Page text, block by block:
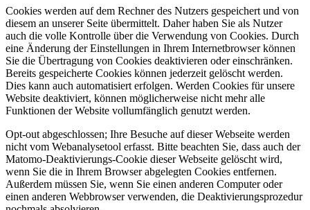
Cookies werden auf dem Rechner des Nutzers gespeichert und von
diesem an unserer Seite übermittelt. Daher haben Sie als Nutzer
auch die volle Kontrolle über die Verwendung von Cookies. Durch
eine Änderung der Einstellungen in Ihrem Internetbrowser können
Sie die Übertragung von Cookies deaktivieren oder einschränken.
Bereits gespeicherte Cookies können jederzeit gelöscht werden.
Dies kann auch automatisiert erfolgen. Werden Cookies für unsere
Website deaktiviert, können möglicherweise nicht mehr alle
Funktionen der Website vollumfänglich genutzt werden.
Opt-out abgeschlossen; Ihre Besuche auf dieser Webseite werden
nicht vom Webanalysetool erfasst. Bitte beachten Sie, dass auch der
Matomo-Deaktivierungs-Cookie dieser Webseite gelöscht wird,
wenn Sie die in Ihrem Browser abgelegten Cookies entfernen.
Außerdem müssen Sie, wenn Sie einen anderen Computer oder
einen anderen Webbrowser verwenden, die Deaktivierungsprozedur